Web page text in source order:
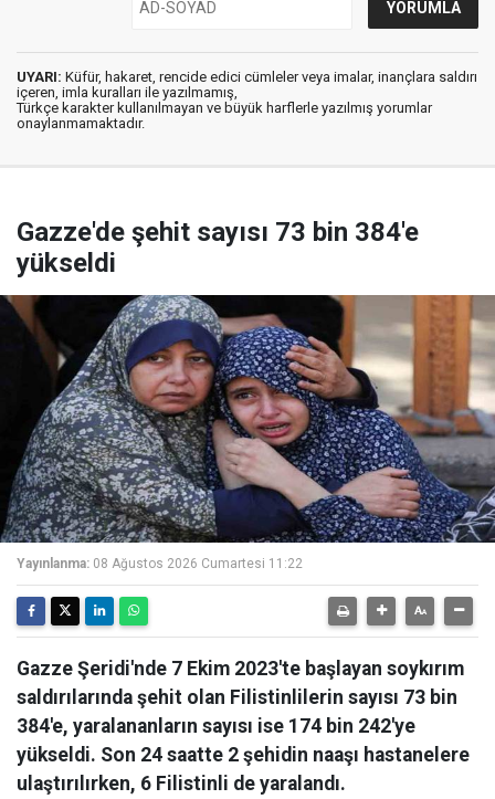
UYARI: Küfür, hakaret, rencide edici cümleler veya imalar, inançlara saldırı
içeren, imla kuralları ile yazılmamış,
Türkçe karakter kullanılmayan ve büyük harflerle yazılmış yorumlar
onaylanmamaktadır.
Gazze'de şehit sayısı 73 bin 384'e
yükseldi
Yayınlanma: 08 Ağustos 2026 Cumartesi 11:22
Gazze Şeridi'nde 7 Ekim 2023'te başlayan soykırım
saldırılarında şehit olan Filistinlilerin sayısı 73 bin
384'e, yaralananların sayısı ise 174 bin 242'ye
yükseldi. Son 24 saatte 2 şehidin naaşı hastanelere
ulaştırılırken, 6 Filistinli de yaralandı.